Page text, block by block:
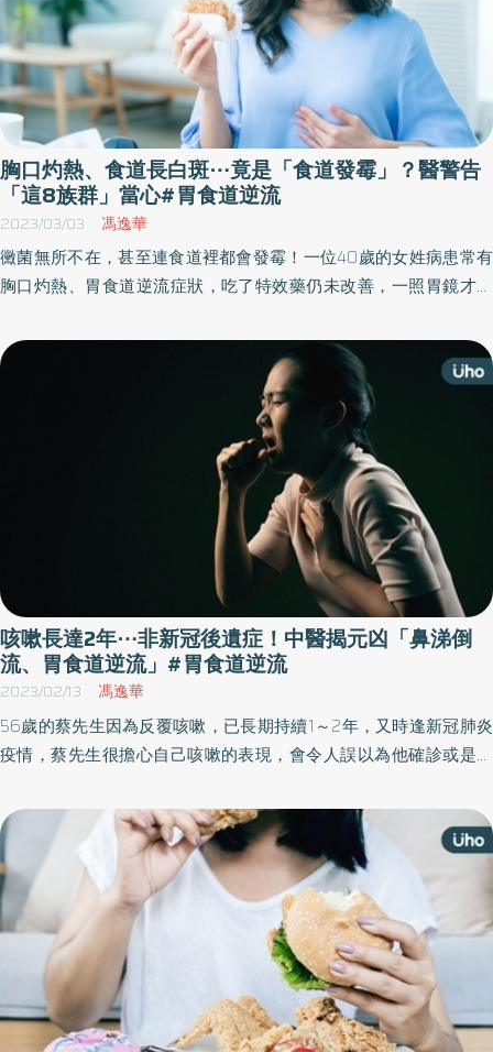
胸口灼熱、食道長白斑⋯竟是「食道發霉」？醫警告
「這8族群」當心#胃食道逆流
2023/03/03 馮逸華
黴菌無所不在，甚至連食道裡都會發霉！一位40歲的女姓病患常有
胸口灼熱、胃食道逆流症狀，吃了特效藥仍未改善，一照胃鏡才發
會以為是食物的渣渣停留在食道上，醫師切片診斷為食道黴菌感
染，也就是食道發霉。
咳嗽長達2年⋯非新冠後遺症！中醫揭元凶「鼻涕倒
流、胃食道逆流」#胃食道逆流
2023/02/13 馮逸華
56歲的蔡先生因為反覆咳嗽，已長期持續1～2年，又時逢新冠肺炎
疫情，蔡先生很擔心自己咳嗽的表現，會令人誤以為他確診或是新
有很多種，最主要2大原因為「鼻涕倒流」及「胃食道逆流」，經中
醫對症用藥調養月餘後，有效清痰、止鼻水，改善咳嗽症狀。